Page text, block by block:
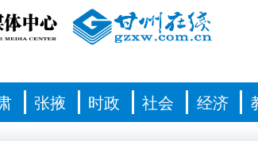
张掖 时政 社会 经济